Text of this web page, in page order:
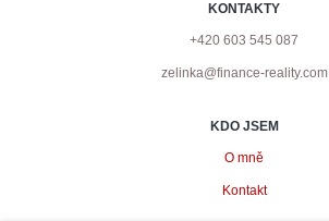
KONTAKTY
+420 603 545 087
zelinka@finance-reality.com
KDO JSEM
O mně
Kontakt